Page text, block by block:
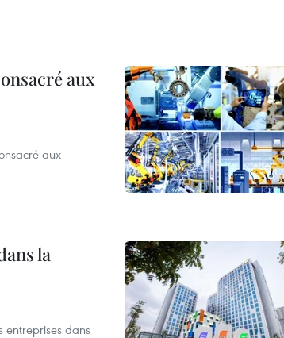
aux
aux
la
entreprises dans